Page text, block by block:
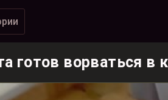
готов ворваться в